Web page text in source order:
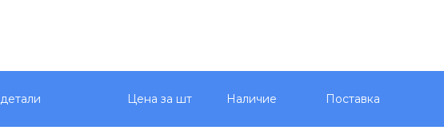
Цена за шт Наличие Поставка